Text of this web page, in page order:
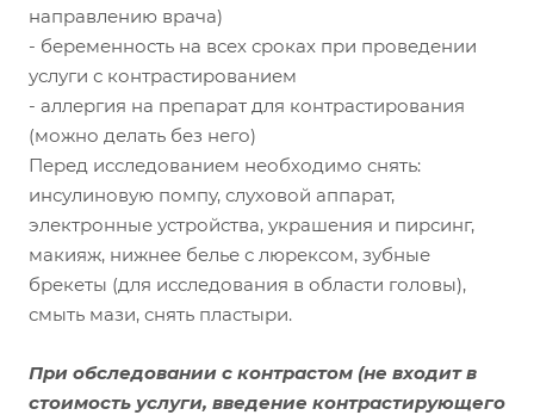
направлению врача)
- беременность на всех сроках при проведении
услуги с контрастированием
- аллергия на препарат для контрастирования
(можно делать без него)
Перед исследованием необходимо снять:
инсулиновую помпу, слуховой аппарат,
электронные устройства, украшения и пирсинг,
макияж, нижнее белье с люрексом, зубные
брекеты (для исследования в области головы),
смыть мази, снять пластыри.
При обследовании с контрастом (не входит в
стоимость услуги, введение контрастирующего